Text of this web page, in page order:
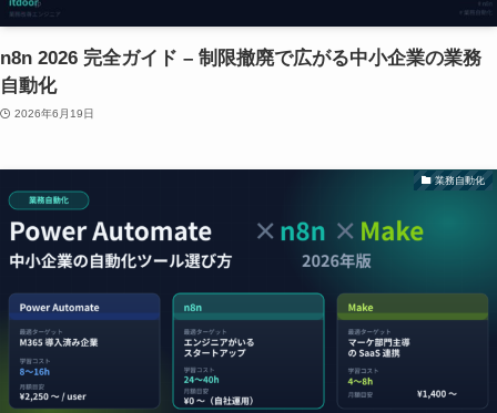
n8n 2026 完全ガイド – 制限撤廃で広がる中小企業の業務
自動化
2026年6月19日
業務自動化